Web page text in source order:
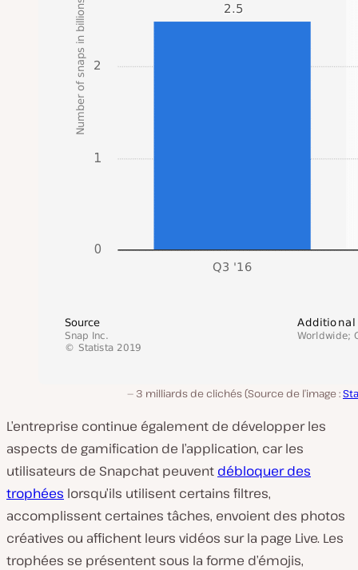
3 milliards de clichés (Source de l’image :
L’entreprise continue également de développer les
aspects de gamification de l’application, car les
utilisateurs de Snapchat peuvent débloquer des
trophées lorsqu’ils utilisent certains filtres,
accomplissent certaines tâches, envoient des photos
créatives ou affichent leurs vidéos sur la page Live. Les
trophées se présentent sous la forme d’émojis,